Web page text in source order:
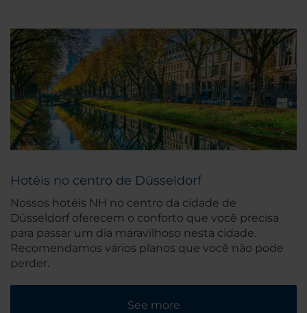
Hotéis no centro de Düsseldorf
Nossos hotéis NH no centro da cidade de
Düsseldorf oferecem o conforto que você precisa
para passar um dia maravilhoso nesta cidade.
Recomendamos vários planos que você não pode
perder.
See more